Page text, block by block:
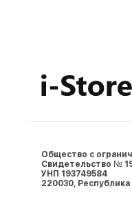
Общество с
Свидетельство №
УНП 193749584
220030, Республика